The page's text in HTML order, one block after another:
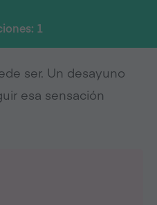
1
ser. Un desayuno
esa sensación